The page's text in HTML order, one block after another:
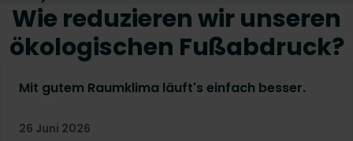
Wie reduzieren wir unseren
ökologischen Fußabdruck?
Mit gutem Raumklima läuft's einfach besser.
26 Juni 2026